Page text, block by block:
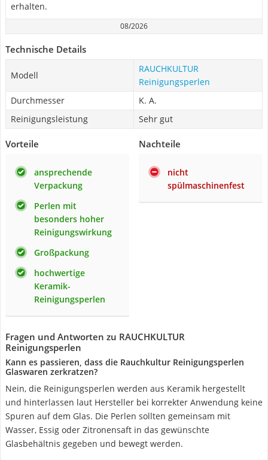
erhalten.
08/2026
Technische Details
Modell
RAUCHKULTUR
Reinigungsperlen
Durchmesser
K. A.
Reinigungsleistung
Sehr gut
Vorteile
ansprechende
Verpackung
Perlen mit
besonders hoher
Reinigungswirkung
Großpackung
hochwertige
Keramik-
Reinigungsperlen
Nachteile
nicht
spülmaschinenfest
Fragen und Antworten zu RAUCHKULTUR
Reinigungsperlen
Kann es passieren, dass die Rauchkultur Reinigungsperlen
Glaswaren zerkratzen?
Nein, die Reinigungsperlen werden aus Keramik hergestellt
und hinterlassen laut Hersteller bei korrekter Anwendung keine
Spuren auf dem Glas. Die Perlen sollten gemeinsam mit
Wasser, Essig oder Zitronensaft in das gewünschte
Glasbehältnis gegeben und bewegt werden.